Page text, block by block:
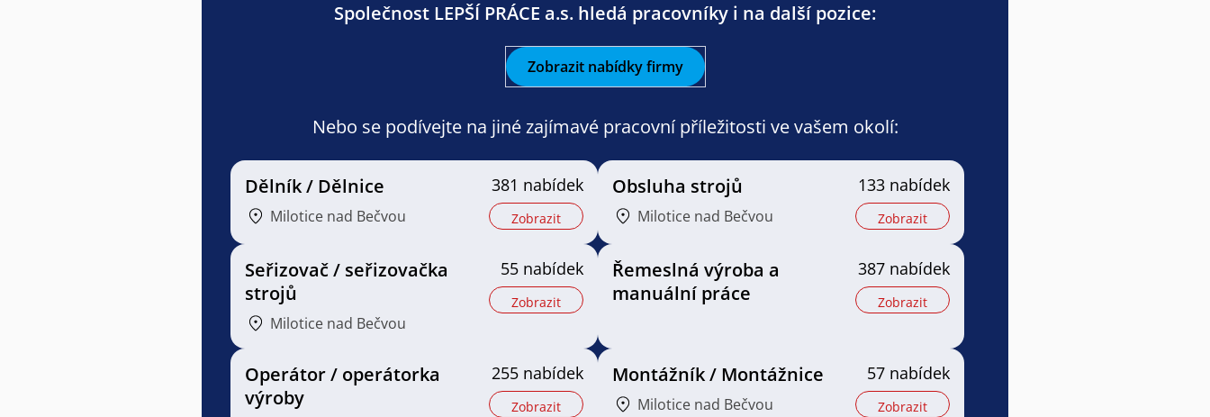
Společnost LEPŠÍ PRÁCE a.s. hledá pracovníky i na další pozice:
Zobrazit nabídky firmy
Nebo se podívejte na jiné zajímavé pracovní příležitosti ve vašem okolí:
Dělník / Dělnice
Milotice nad Bečvou
381 nabídek
Zobrazit
Obsluha strojů
Milotice nad Bečvou
133 nabídek
Zobrazit
Seřizovač / seřizovačka
strojů
Milotice nad Bečvou
55 nabídek
Zobrazit
Řemeslná výroba a
manuální práce
387 nabídek
Zobrazit
Operátor / operátorka
výroby
255 nabídek
Zobrazit
Montážník / Montážnice
Milotice nad Bečvou
57 nabídek
Zobrazit